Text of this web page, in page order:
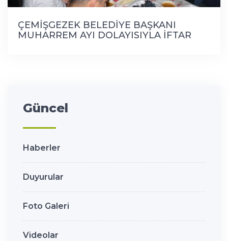
ÇEMİŞGEZEK BELEDİYE BAŞKANI
MUHARREM AYI DOLAYISIYLA İFTAR
Güncel
Haberler
Duyurular
Foto Galeri
Videolar